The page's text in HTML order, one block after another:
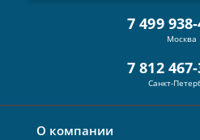
О компании
7 499
Москва
7 812
Санкт-